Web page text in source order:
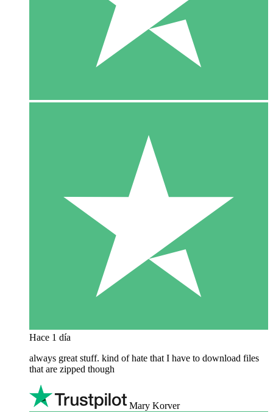
Hace 1 día
always great stuff. kind of hate that I have to download files
that are zipped though
Mary Korver